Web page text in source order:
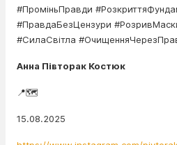
#ПроміньПравди
#ПравдаБезЦензури
#СилаСвітла
Анна Півторак Костюк
📍🗺️
15.08.2025